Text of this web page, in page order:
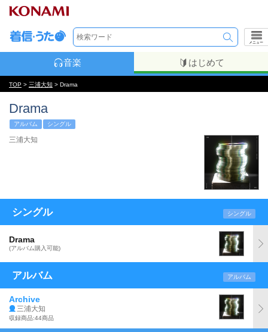
メニュー
音楽 はじめて
TOP > 三浦大知 > Drama
Drama
アルバム シングル
三浦大知
シングル シングル
Drama
(アルバム購入可能)
アルバム アルバム
Archive
三浦大知
収録商品:44商品